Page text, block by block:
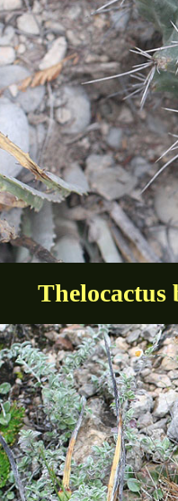
Thelocactus